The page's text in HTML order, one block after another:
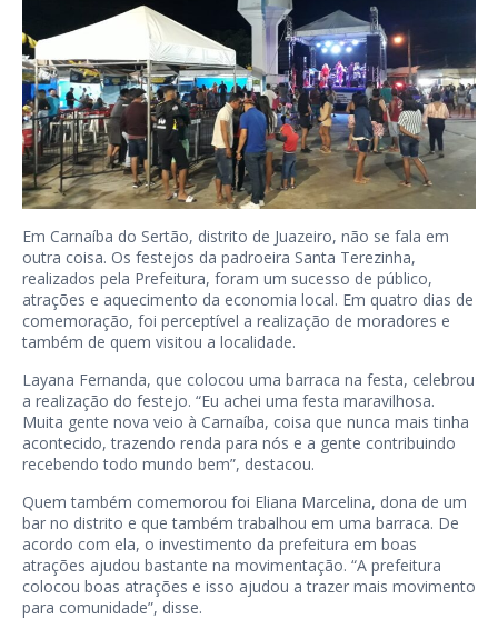
Em Carnaíba do Sertão, distrito de Juazeiro, não se fala em
outra coisa. Os festejos da padroeira Santa Terezinha,
realizados pela Prefeitura, foram um sucesso de público,
atrações e aquecimento da economia local. Em quatro dias de
comemoração, foi perceptível a realização de moradores e
também de quem visitou a localidade.
Layana Fernanda, que colocou uma barraca na festa, celebrou
a realização do festejo. “Eu achei uma festa maravilhosa.
Muita gente nova veio à Carnaíba, coisa que nunca mais tinha
acontecido, trazendo renda para nós e a gente contribuindo
recebendo todo mundo bem”, destacou.
Quem também comemorou foi Eliana Marcelina, dona de um
bar no distrito e que também trabalhou em uma barraca. De
acordo com ela, o investimento da prefeitura em boas
atrações ajudou bastante na movimentação. “A prefeitura
colocou boas atrações e isso ajudou a trazer mais movimento
para comunidade”, disse.